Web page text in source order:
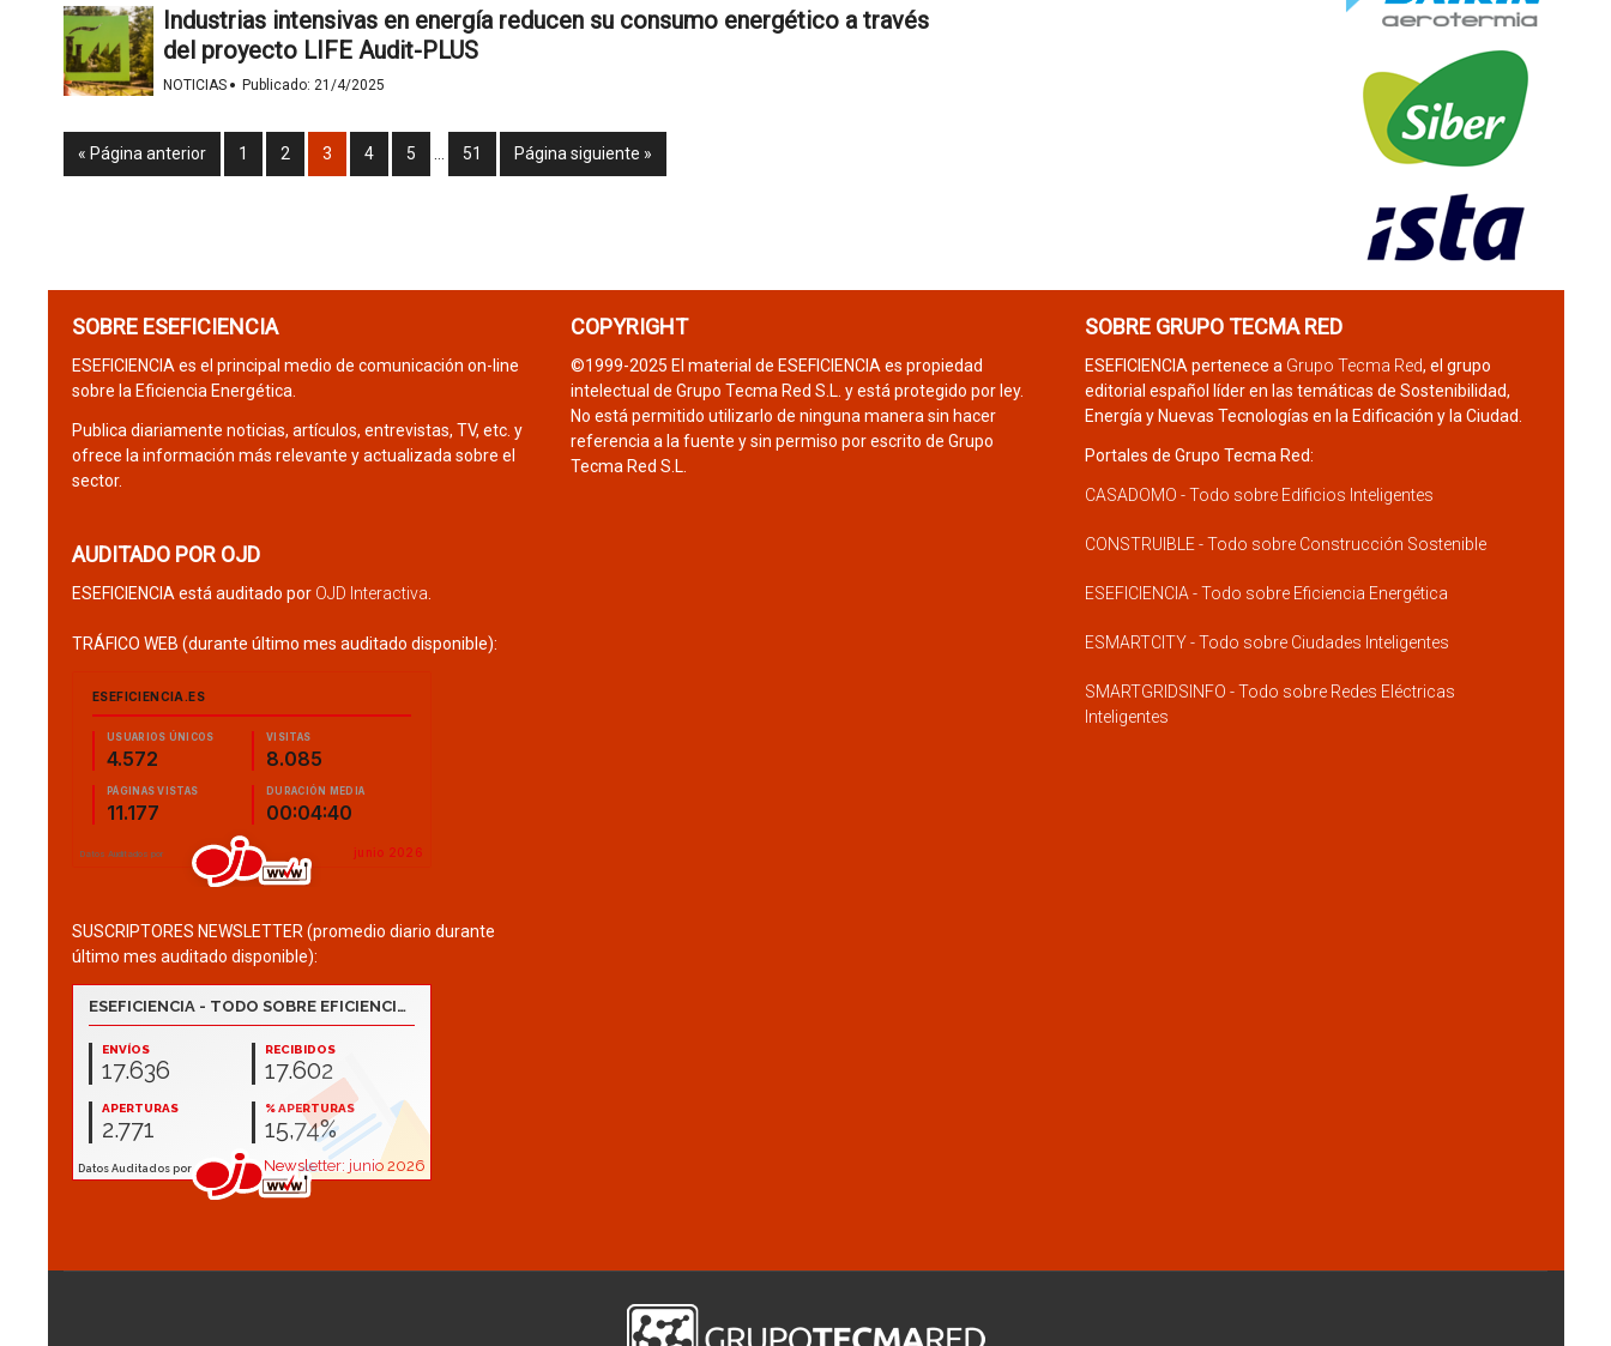
Industrias intensivas en energía reducen su consumo energético a través
del proyecto LIFE Audit-PLUS
NOTICIAS · Publicado: 21/4/2025
« Página anterior 1 2 3 4 5 51 Página siguiente »
SOBRE ESEFICIENCIA
ESEFICIENCIA es el principal medio de comunicación on-line
sobre la Eficiencia Energética.
Publica diariamente noticias, artículos, entrevistas, TV, etc. y
ofrece la información más relevante y actualizada sobre el
sector.
AUDITADO POR OJD
ESEFICIENCIA está auditado por OJD Interactiva
TRÁFICO WEB (durante último mes auditado disponible):
SUSCRIPTORES NEWSLETTER (promedio diario durante
último mes auditado disponible):
COPYRIGHT
©1999-2025 El material de ESEFICIENCIA es propiedad
intelectual de Grupo Tecma Red S.L. y está protegido por ley.
No está permitido utilizarlo de ninguna manera sin hacer
referencia a la fuente y sin permiso por escrito de Grupo
Tecma Red S.L.
SOBRE GRUPO TECMA RED
ESEFICIENCIA pertenece a Grupo Tecma Red, el grupo
editorial español líder en las temáticas de Sostenibilidad,
Energía y Nuevas Tecnologías en la Edificación y la Ciudad.
Portales de Grupo Tecma Red:
CASADOMO - Todo sobre Edificios Inteligentes
CONSTRUIBLE - Todo sobre Construcción Sostenible
ESEFICIENCIA - Todo sobre Eficiencia Energética
ESMARTCITY - Todo sobre Ciudades Inteligentes
SMARTGRIDSINFO - Todo sobre Redes Eléctricas
Inteligentes